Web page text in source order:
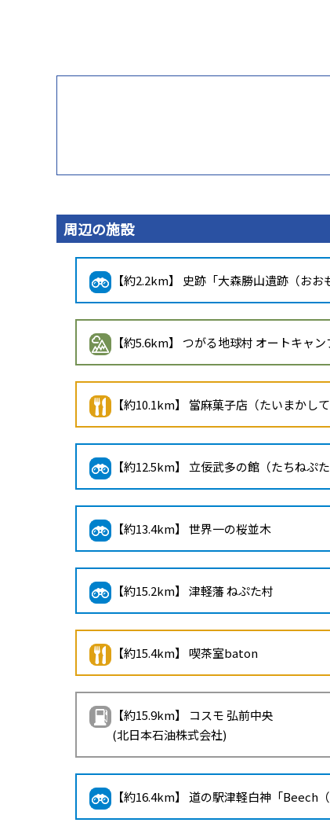
周辺の施設
【約2.2km】 史跡「大森勝山遺跡（おお
【約5.6km】 つがる地球村 オートキャ
【約10.1km】 當麻菓子店（たいまかして
【約12.5km】 立佞武多の館（たちねぷた
【約13.4km】 世界一の桜並木
【約15.2km】 津軽藩 ねぷた村
【約15.4km】 喫茶室baton
【約15.9km】 コスモ 弘前中央
(北日本石油株式会社)
【約16.4km】 道の駅津軽白神「Beech